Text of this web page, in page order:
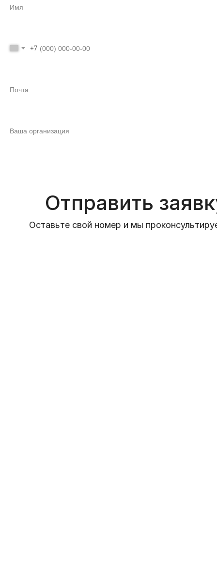
+7
Отправить
Оставьте свой номер и мы